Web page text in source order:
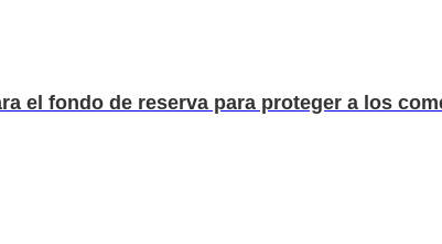
el fondo de reserva para proteger a los